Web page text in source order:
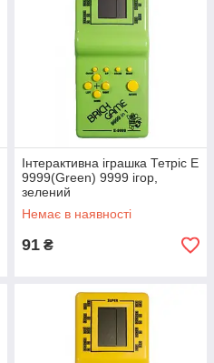
Інтерактивна іграшка Тетріс Е
9999(Green) 9999 ігор,
зелений
Немає в наявності
91 ₴